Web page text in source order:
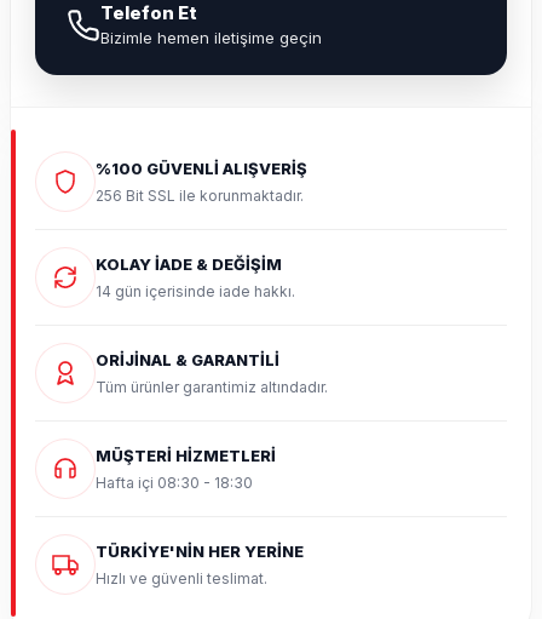
Telefon Et
Bizimle hemen iletişime geçin
%100 GÜVENLİ ALIŞVERİŞ
256 Bit SSL ile korunmaktadır.
KOLAY İADE & DEĞİŞİM
14 gün içerisinde iade hakkı.
ORİJİNAL & GARANTİLİ
Tüm ürünler garantimiz altındadır.
MÜŞTERİ HİZMETLERİ
Hafta içi 08:30 - 18:30
TÜRKİYE'NİN HER YERİNE
Hızlı ve güvenli teslimat.